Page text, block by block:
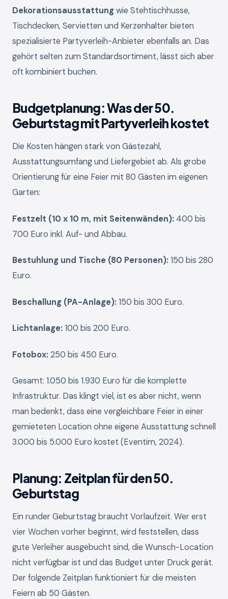
Dekorationsausstattungwie Stehtischhusse,
Tischdecken, Servietten und Kerzenhalter bieten
spezialisierte Partyverleih-Anbieter ebenfalls an. Das
gehört selten zum Standardsortiment, lässt sich aber
oft kombiniert buchen.
Budgetplanung: Was der 50.
Geburtstag mit Partyverleih kostet
Die Kosten hängen stark von Gästezahl,
Ausstattungsumfang und Liefergebiet ab. Als grobe
Orientierung für eine Feier mit 80 Gästen im eigenen
Garten:
Festzelt (10 x 10 m, mit Seitenwänden): 400 bis
700 Euro inkl. Auf- und Abbau.
Bestuhlung und Tische (80 Personen):150 bis 280
Euro.
Beschallung (PA-Anlage):150 bis 300 Euro.
Lichtanlage:100 bis 200 Euro.
Fotobox:250 bis 450 Euro.
Gesamt: 1.050 bis 1.930 Euro für die komplette
Infrastruktur. Das klingt viel, ist es aber nicht, wenn
man bedenkt, dass eine vergleichbare Feier in einer
gemieteten Location ohne eigene Ausstattung schnell
3.000 bis 5.000 Euro kostet (Eventim, 2024).
Planung: Zeitplan für den 50.
Geburtstag
Ein runder Geburtstag braucht Vorlaufzeit. Wer erst
vier Wochen vorher beginnt, wird feststellen, dass
gute Verleiher ausgebucht sind, die Wunsch-Location
nicht verfügbar ist und das Budget unter Druck gerät.
Der folgende Zeitplan funktioniert für die meisten
Feiern ab 50 Gästen.